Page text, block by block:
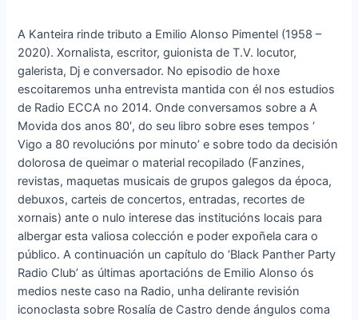
A Kanteira rinde tributo a Emilio Alonso Pimentel (1958 –
2020). Xornalista, escritor, guionista de T.V. locutor,
galerista, Dj e conversador. No episodio de hoxe
escoitaremos unha entrevista mantida con él nos estudios
de Radio ECCA no 2014. Onde conversamos sobre a A
Movida dos anos 80′, do seu libro sobre eses tempos ‘
Vigo a 80 revolucións por minuto’ e sobre todo da decisión
dolorosa de queimar o material recopilado (Fanzines,
revistas, maquetas musicais de grupos galegos da época,
debuxos, carteis de concertos, entradas, recortes de
xornais) ante o nulo interese das institucións locais para
albergar esta valiosa colección e poder expoñela cara o
público. A continuación un capítulo do ‘Black Panther Party
Radio Club’ as últimas aportacións de Emilio Alonso ós
medios neste caso na Radio, unha delirante revisión
iconoclasta sobre Rosalía de Castro dende ángulos coma